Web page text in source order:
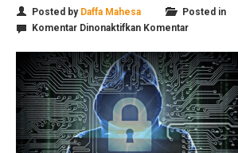
Posted by Daffa Mahesa
Posted in
Komentar Dinonaktifkanpada
rules-
linkedin
Komentar